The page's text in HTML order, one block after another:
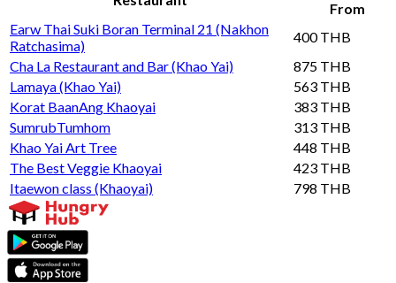
From
Earw Thai Suki Boran Terminal 21 (Nakhon
Ratchasima)
400 THB
Cha La Restaurant and Bar (Khao Yai)
875 THB
Lamaya (Khao Yai)
563 THB
Korat BaanAng Khaoyai
383 THB
SumrubTumhom
313 THB
Khao Yai Art Tree
448 THB
The Best Veggie Khaoyai
423 THB
Itaewon class (Khaoyai)
798 THB